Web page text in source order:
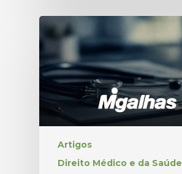
Artigos
Direito Médico e da Saúde